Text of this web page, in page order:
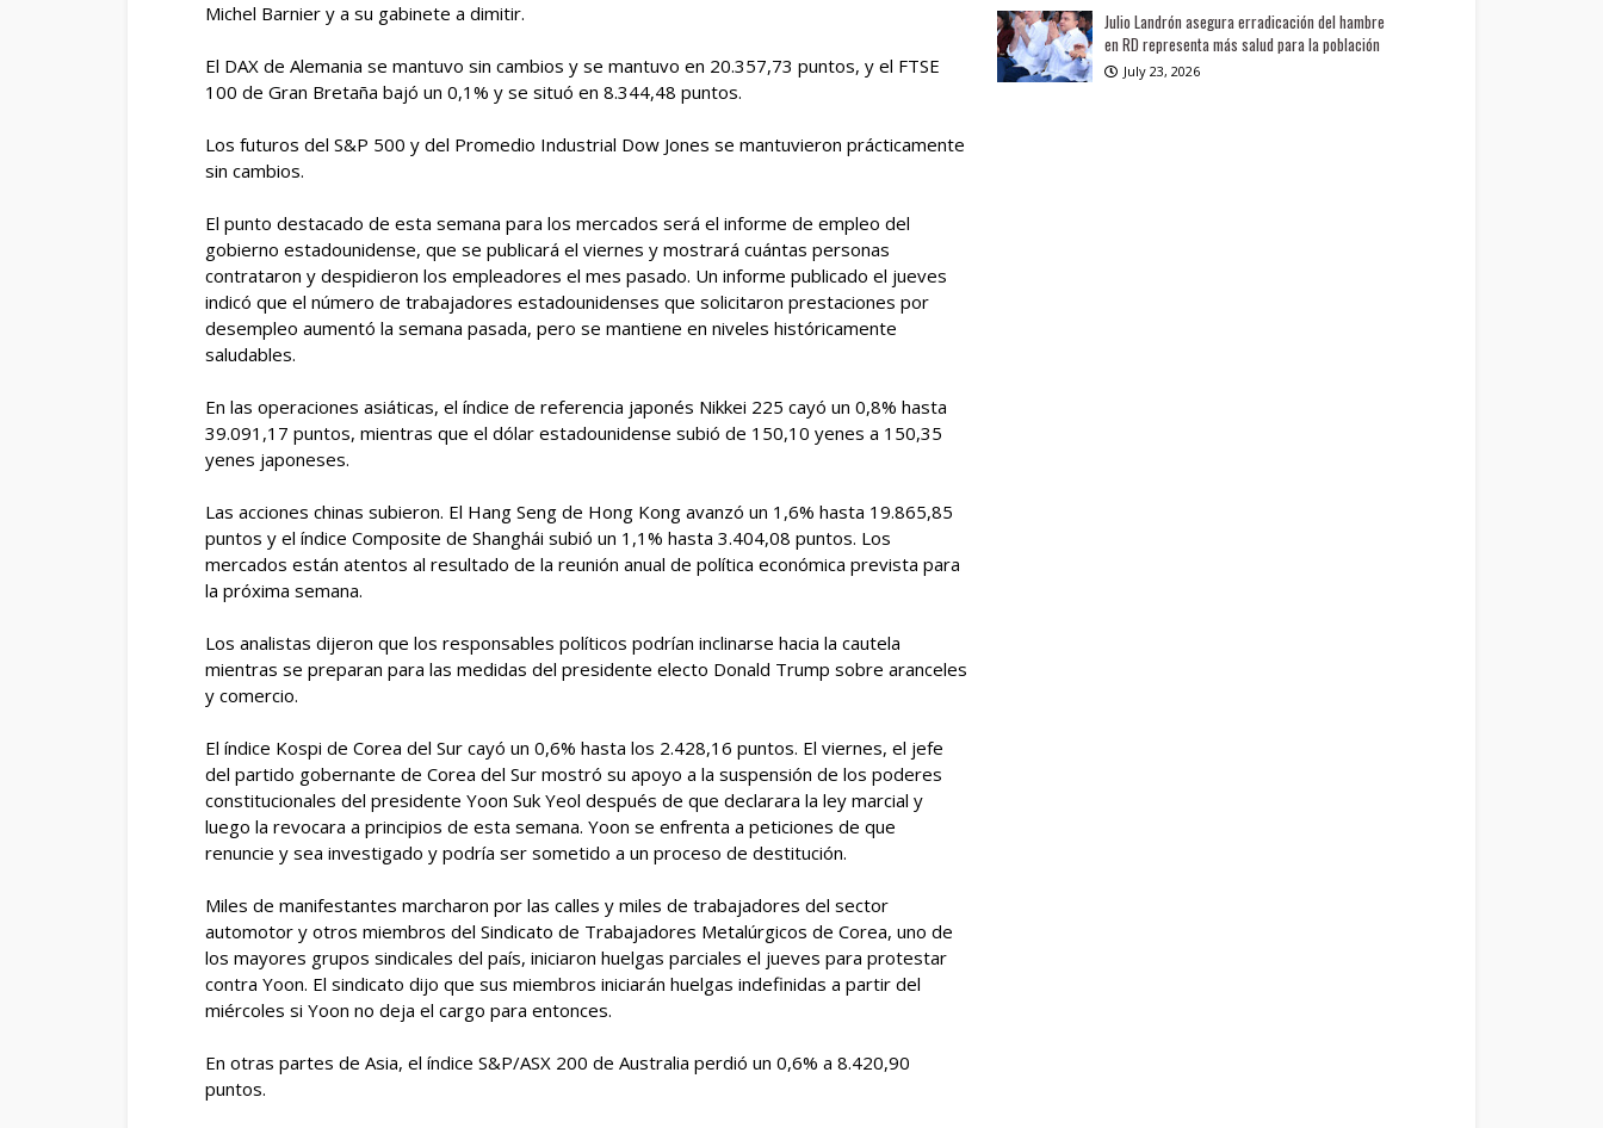
Michel Barnier y a su gabinete a dimitir.
El DAX de Alemania se mantuvo sin cambios y se mantuvo en 20.357,73 puntos, y el FTSE
100 de Gran Bretaña bajó un 0,1% y se situó en 8.344,48 puntos.
Los futuros del S&P 500 y del Promedio Industrial Dow Jones se mantuvieron prácticamente
sin cambios.
El punto destacado de esta semana para los mercados será el informe de empleo del
gobierno estadounidense, que se publicará el viernes y mostrará cuántas personas
contrataron y despidieron los empleadores el mes pasado. Un informe publicado el jueves
indicó que el número de trabajadores estadounidenses que solicitaron prestaciones por
desempleo aumentó la semana pasada, pero se mantiene en niveles históricamente
saludables.
En las operaciones asiáticas, el índice de referencia japonés Nikkei 225 cayó un 0,8% hasta
39.091,17 puntos, mientras que el dólar estadounidense subió de 150,10 yenes a 150,35
yenes japoneses.
Las acciones chinas subieron. El Hang Seng de Hong Kong avanzó un 1,6% hasta 19.865,85
puntos y el índice Composite de Shanghái subió un 1,1% hasta 3.404,08 puntos. Los
mercados están atentos al resultado de la reunión anual de política económica prevista para
la próxima semana.
Los analistas dijeron que los responsables políticos podrían inclinarse hacia la cautela
mientras se preparan para las medidas del presidente electo Donald Trump sobre aranceles
y comercio.
El índice Kospi de Corea del Sur cayó un 0,6% hasta los 2.428,16 puntos. El viernes, el jefe
del partido gobernante de Corea del Sur mostró su apoyo a la suspensión de los poderes
constitucionales del presidente Yoon Suk Yeol después de que declarara la ley marcial y
luego la revocara a principios de esta semana. Yoon se enfrenta a peticiones de que
renuncie y sea investigado y podría ser sometido a un proceso de destitución.
Miles de manifestantes marcharon por las calles y miles de trabajadores del sector
automotor y otros miembros del Sindicato de Trabajadores Metalúrgicos de Corea, uno de
los mayores grupos sindicales del país, iniciaron huelgas parciales el jueves para protestar
contra Yoon. El sindicato dijo que sus miembros iniciarán huelgas indefinidas a partir del
miércoles si Yoon no deja el cargo para entonces.
En otras partes de Asia, el índice S&P/ASX 200 de Australia perdió un 0,6% a 8.420,90
puntos.
Julio Landrón asegura erradicación del hambre
en RD representa más salud para la población
July 23, 2026